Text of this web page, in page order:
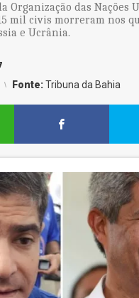
Organização das Nações
mil civis morreram nos
e Ucrânia.
Fonte:Tribuna da Bahia